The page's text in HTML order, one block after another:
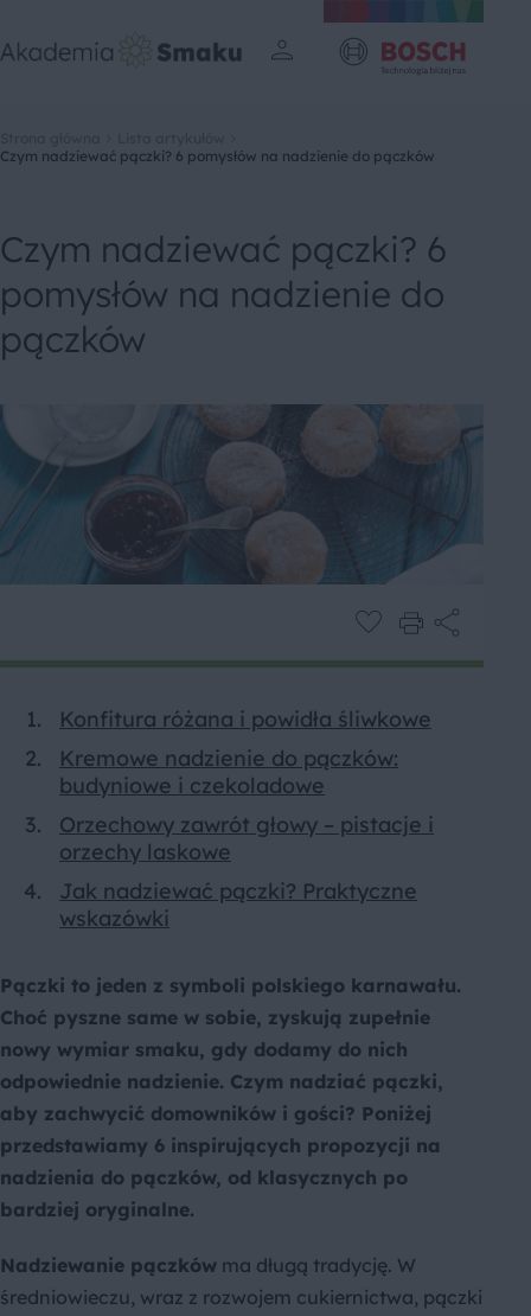
Czym nadziewać pączki? 6 pomysłów na nadzienie do pączków
Czym nadziewać pączki? 6
pomysłów na nadzienie do
pączków
Konfitura różana i powidła śliwkowe
Kremowe nadzienie do pączków:
budyniowe i czekoladowe
Orzechowy zawrót głowy – pistacje i
orzechy laskowe
Jak nadziewać pączki? Praktyczne
wskazówki
Pączki to jeden z symboli polskiego karnawału.
Choć pyszne same w sobie, zyskują zupełnie
nowy wymiar smaku, gdy dodamy do nich
odpowiednie nadzienie. Czym nadziać pączki,
aby zachwycić domowników i gości? Poniżej
przedstawiamy 6 inspirujących propozycji na
nadzienia do pączków, od klasycznych po
bardziej oryginalne.
Nadziewanie pączków ma długą tradycję. W
średniowieczu, wraz z rozwojem cukiernictwa, pączki